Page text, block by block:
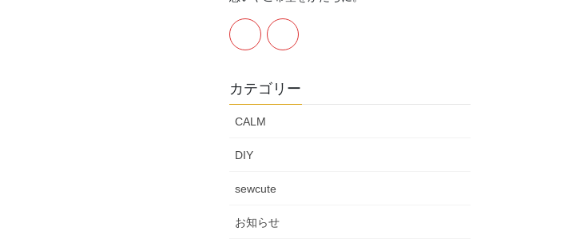
カテゴリー
CALM
DIY
sewcute
お知らせ